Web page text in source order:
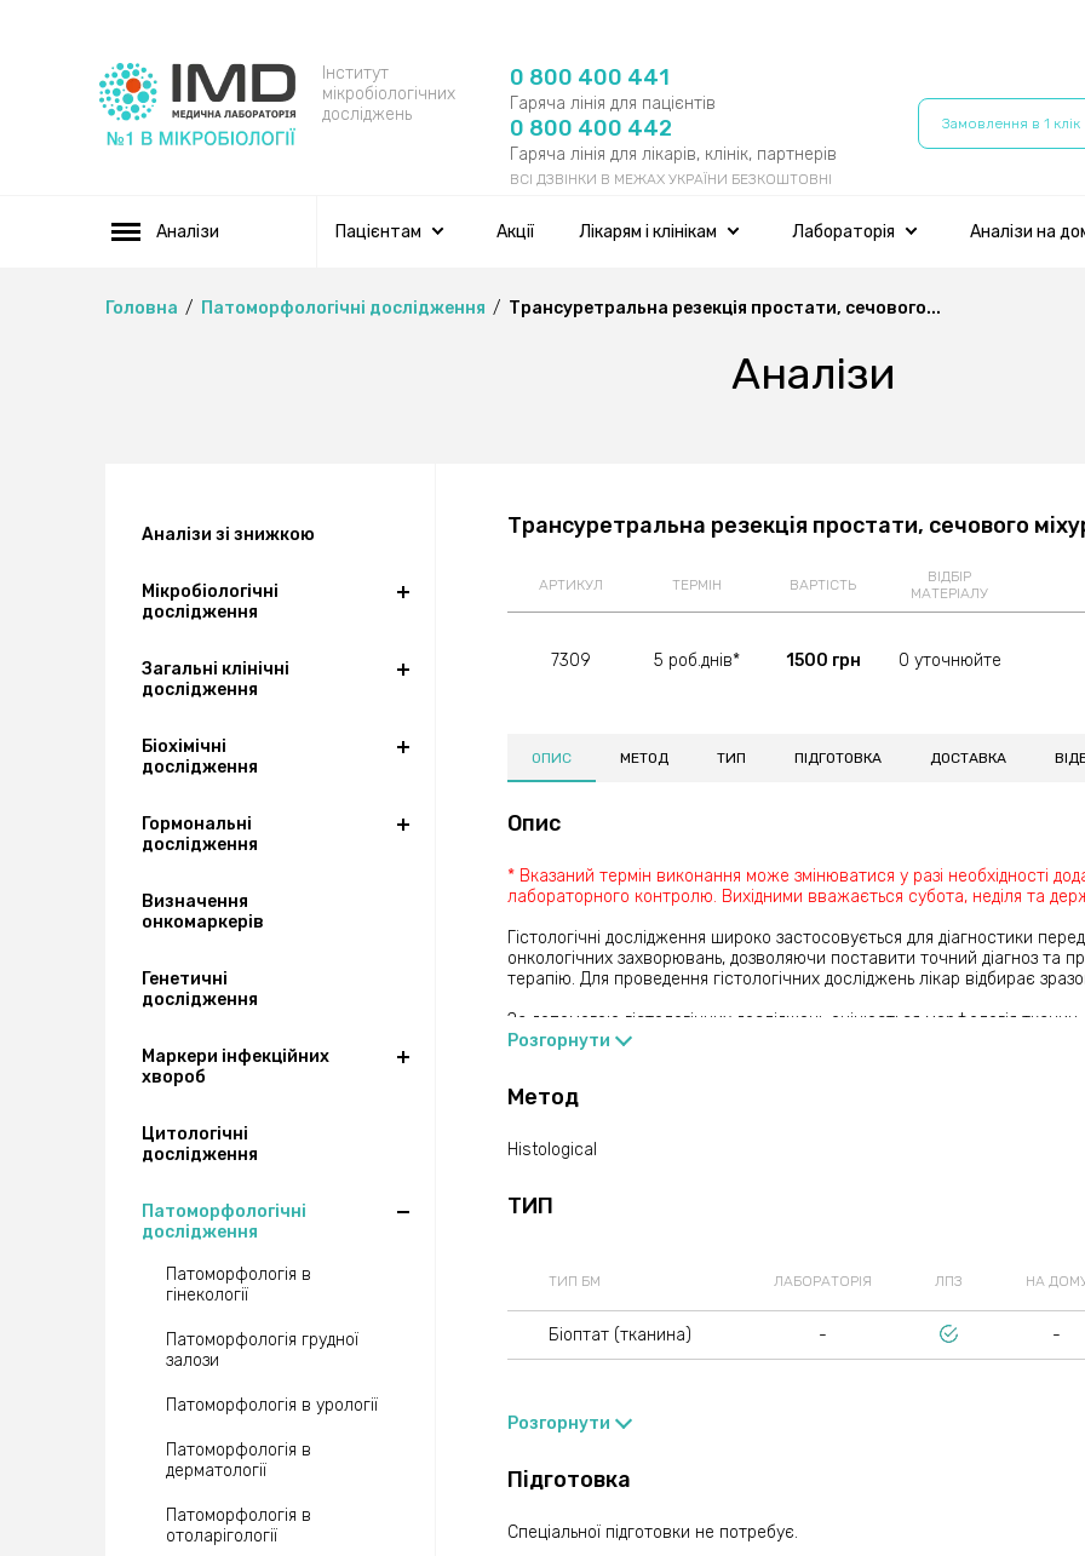
Інститут
мікробіологічних
досліджень
0 800 400 441
Гаряча лінія для пацієнтів
0 800 400 442
Гаряча лінія для лікарів, клінік, партнерів
ВСІ ДЗВІНКИ В МЕЖАХ УКРАЇНИ БЕЗКОШТОВНІ
Замовлення в 1 клік
Аналізи Пацієнтам Акції Лікарям і клінікам Лабораторія Аналізи на
Головна Патоморфологічні дослідження Трансуретральна резекція простати, сечового...
Аналізи
Аналізи зі знижкою
Мікробіологічні
дослідження
Загальні клінічні
дослідження
Біохімічні
дослідження
Гормональні
дослідження
Визначення
онкомаркерів
Генетичні
дослідження
Маркери інфекційних
хвороб
Цитологічні
дослідження
Патоморфологічні
дослідження
Патоморфологія в
гінекології
Патоморфологія грудної
залози
Патоморфологія в урології
Патоморфологія в
дерматології
Патоморфологія в
отоларігології
Трансуретральна резекція простати, сечового
АРТИКУЛ ТЕРМІН ВАРТІСТЬ
ВІДБІР
МАТЕРІАЛУ
7309 5 роб.днів* 1500 грн 0 уточнюйте
ОПИС МЕТОД ТИП ПІДГОТОВКА ДОСТАВКА
Опис
* Вказаний термін виконання може змінюватися у разі необхідності
лабораторного контролю. Вихідними вважається субота, неділя та
Гістологічні дослідження широко застосовується для діагностики
онкологічних захворювань, дозволяючи поставити точний діагноз та
терапію. Для проведення гістологічних досліджень лікар відбирає
За допомогою гістологічних досліджень оцінюється морфологія
визначити діагноз в спірних ситуаціях, провести диференційну
Розгорнути
Метод
Histological
ТИП
ТИП БМ ЛАБОРАТОРІЯ ЛПЗ НА
Біоптат (тканина) - -
Розгорнути
Підготовка
Спеціальної підготовки не потребує.